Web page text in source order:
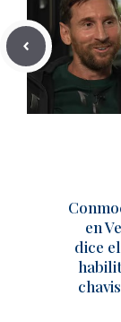
en
dice